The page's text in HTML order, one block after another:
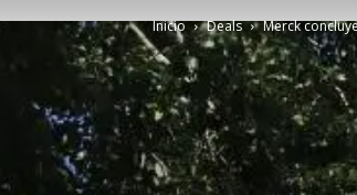
Inicio Deals Merck